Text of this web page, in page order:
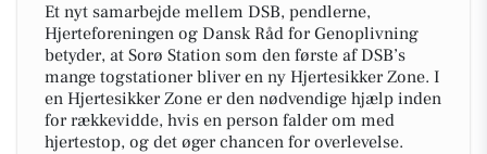
Et nyt samarbejde mellem DSB, pendlerne,
Hjerteforeningen og Dansk Råd for Genoplivning
betyder, at Sorø Station som den første af DSB’s
mange togstationer bliver en ny Hjertesikker Zone. I
en Hjertesikker Zone er den nødvendige hjælp inden
for rækkevidde, hvis en person falder om med
hjertestop, og det øger chancen for overlevelse.